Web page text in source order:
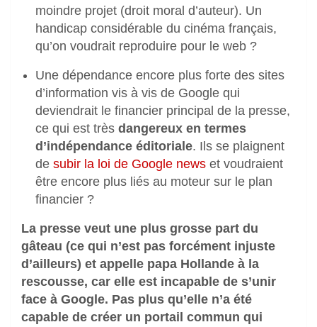
moindre projet (droit moral d’auteur). Un
handicap considérable du cinéma français,
qu’on voudrait reproduire pour le web ?
Une dépendance encore plus forte des sites
d’information vis à vis de Google qui
deviendrait le financier principal de la presse,
ce qui est très dangereux en termes
d’indépendance éditoriale. Ils se plaignent
de subir la loi de Google news et voudraient
être encore plus liés au moteur sur le plan
financier ?
La presse veut une plus grosse part du
gâteau (ce qui n’est pas forcément injuste
d’ailleurs) et appelle papa Hollande à la
rescousse, car elle est incapable de s’unir
face à Google. Pas plus qu’elle n’a été
capable de créer un portail commun qui